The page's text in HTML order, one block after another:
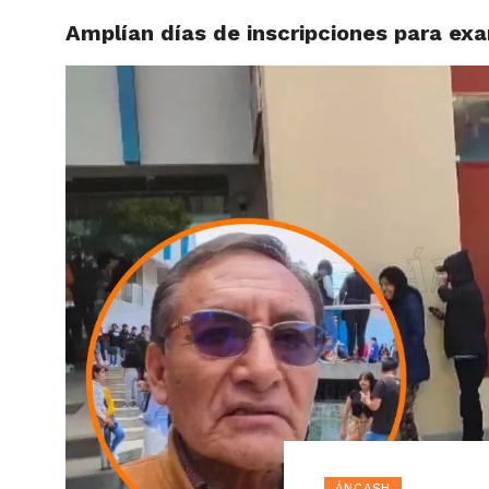
Amplían días de inscripciones para